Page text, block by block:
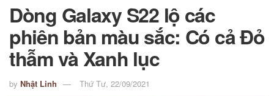
Dòng Galaxy S22 lộ các
phiên bản màu sắc: Có cả Đỏ
thẫm và Xanh lục
by Nhật Linh Thứ Tư, 22/09/2021